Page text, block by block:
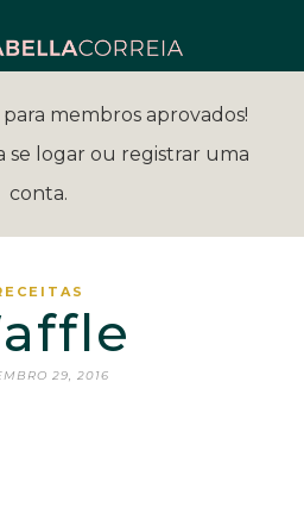
membros aprovados!
se logar ou registrar uma
conta.
29, 2016